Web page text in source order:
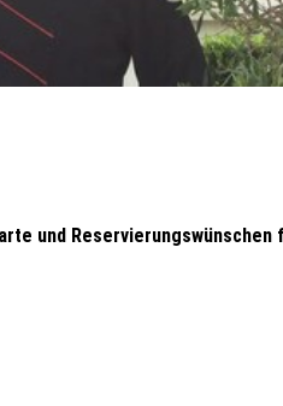
und Reservierungswünschen